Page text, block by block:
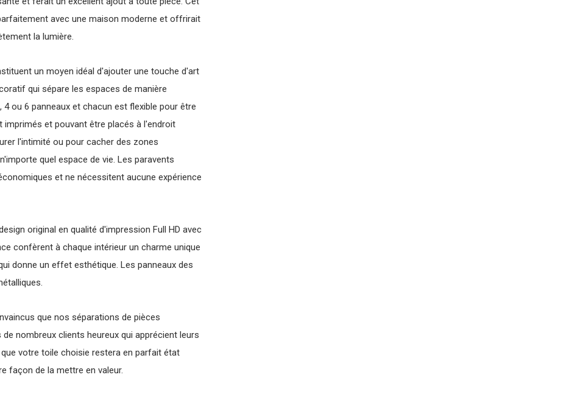
avec une maison moderne et offrirait
la lumière.
un moyen idéal d'ajouter une touche d'art
qui sépare les espaces de manière
ou 6 panneaux et chacun est flexible pour être
imprimés et pouvant être placés à l'endroit
l'intimité ou pour cacher des zones
quel espace de vie. Les paravents
et ne nécessitent aucune expérience
original en qualité d'impression Full HD avec
confèrent à chaque intérieur un charme unique
donne un effet esthétique. Les panneaux des
que nos séparations de pièces
nombreux clients heureux qui apprécient leurs
votre toile choisie restera en parfait état
façon de la mettre en valeur.